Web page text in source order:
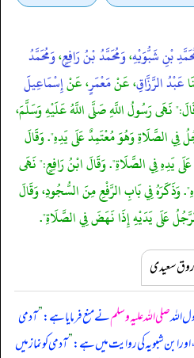
بْنِ شَبُّوَيْهِ،وَمُحَمَّدُ بْنُ رَافِعٍ،وَمُحَمَّدُ
عَبْدُ الرَّزَّاقِ، عَنْمَعْمَرٍ، عَنْإِسْمَاعِيلَ
نَهَى رَسُولُ اللَّهِ صَلَّى اللَّهُ عَلَيْهِ وَسَلَّمَ،
الصَّلَاةِ وَهُوَ مُعْتَمِدٌ عَلَى يَدِهِ". وَقَالَ
يَدِهِ فِي الصَّلَاةِ". وَقَالَ ابْنُ رَافِعٍ:" نَهَى
وَذَكَرَهُ فِي بَابِ الرَّفْعِ مِنَ السُّجُودِ، وَقَالَ
عَلَى يَدَيْهِ إِذَا نَهَضَ فِي الصَّلَاةِ".
سعیدی
اللہصلی اللہ علیہ وسلمنے منع فرمایا ہے:”آدمی
، اور ابن شبویہ کی روایت میں ہے:”آدمی کو نماز میں